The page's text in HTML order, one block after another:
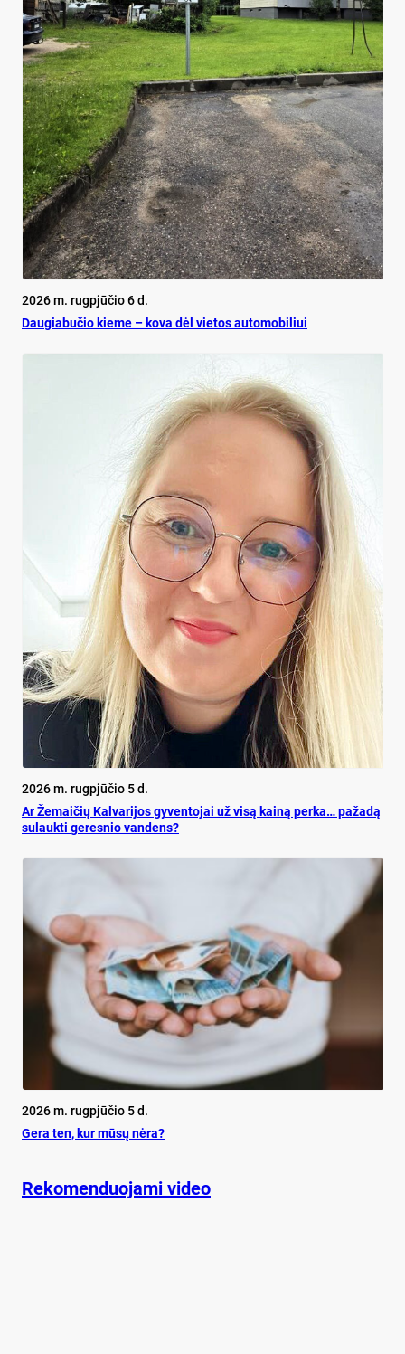
2026 m. rugpjūčio 6 d.
Dau­gia­bu­čio kie­me – ko­va dėl vie­tos au­to­mo­bi­liui
2026 m. rugpjūčio 5 d.
Ar Že­mai­čių Kal­va­ri­jos gy­ven­to­jai už vi­są kai­ną per­ka… pa­ža­dą
su­lauk­ti ge­res­nio van­dens?
2026 m. rugpjūčio 5 d.
Ge­ra ten, kur mū­sų nė­ra?
Rekomenduojami video